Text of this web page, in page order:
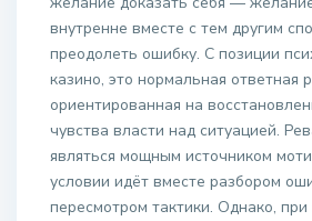
внутренне вместе с тем другим
преодолеть ошибку. С позиции
казино, это нормальная ответная
ориентированная на
чувства власти над ситуацией.
являться мощным источником
условии идёт вместе разбором
пересмотром тактики. Однако,